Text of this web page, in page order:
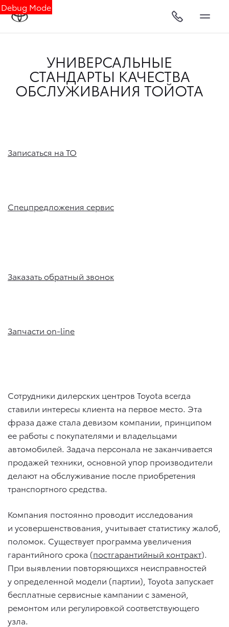
Debug Mode
УНИВЕРСАЛЬНЫЕ
СТАНДАРТЫ КАЧЕСТВА
ОБСЛУЖИВАНИЯ ТОЙОТА
Записаться на ТО
Спецпредложения сервис
Заказать обратный звонок
Запчасти on-line
Сотрудники дилерских центров Toyota всегда
ставили интересы клиента на первое место. Эта
фраза даже стала девизом компании, принципом
ее работы с покупателями и владельцами
автомобилей. Задача персонала не заканчивается
продажей техники, основной упор производители
делают на обслуживание после приобретения
транспортного средства.
Компания постоянно проводит исследования
и усовершенствования, учитывает статистику жалоб,
поломок. Существует программа увеличения
гарантийного срока (постгарантийный контракт).
При выявлении повторяющихся неисправностей
у определенной модели (партии), Toyota запускает
бесплатные сервисные кампании с заменой,
ремонтом или регулировкой соответствующего
узла.